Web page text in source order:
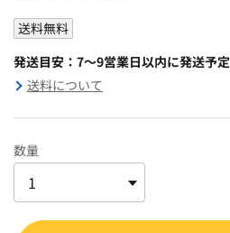
送料無料
発送目安：7～9営業日以内に発送予定
送料について
数量